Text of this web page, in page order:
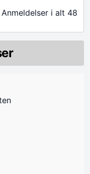
Anmeldelser i alt 48